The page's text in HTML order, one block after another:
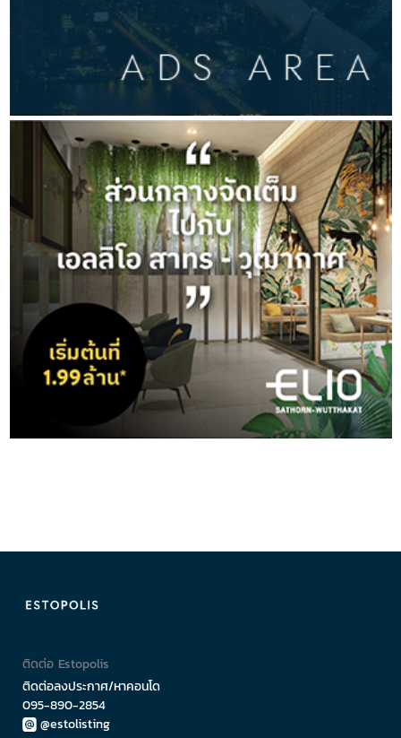
ติดต่อ Estopolis
ติดต่อลงประกาศ/หาคอนโด
095-890-2854
@estolisting